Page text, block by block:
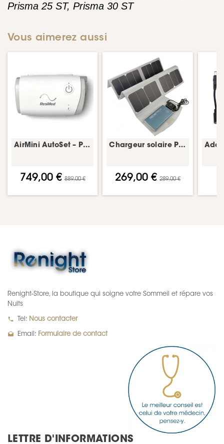
Prisma 25 ST, Prisma 30 ST
Vous aimerez aussi
AirMini AutoSet – PPC de voyage pour l’apnée du sommeil – ResMed
749,00 € 889,00 €
Chargeur solaire Pilot-24 Lite – batterie CPAP
269,00 € 289,00 €
Renight-Store, la boutique qui soigne votre Sommeil et répare vos
Nuits
local_phone Tel: Nous contacter
drafts Email: Formulaire de contact
LETTRE D'INFORMATIONS